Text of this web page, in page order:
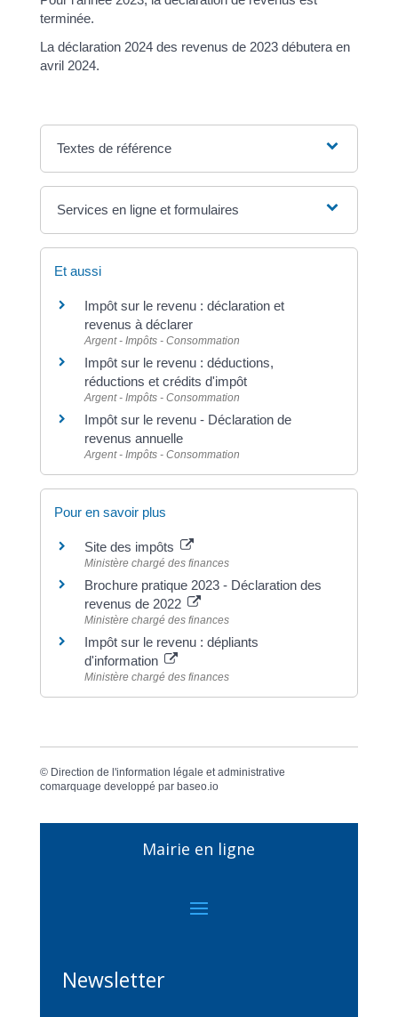
terminée.
La déclaration 2024 des revenus de 2023 débutera en
avril 2024.
Textes de référence
Services en ligne et formulaires
Et aussi
Impôt sur le revenu : déclaration et
revenus à déclarer
Argent - Impôts - Consommation
Impôt sur le revenu : déductions,
réductions et crédits d'impôt
Argent - Impôts - Consommation
Impôt sur le revenu - Déclaration de
revenus annuelle
Argent - Impôts - Consommation
Pour en savoir plus
Site des impôts
Ministère chargé des finances
Brochure pratique 2023 - Déclaration des
revenus de 2022
Ministère chargé des finances
Impôt sur le revenu : dépliants
d'information
Ministère chargé des finances
© Direction de l'information légale et administrative
comarquage developpé par baseo.io
Mairie en ligne
Newsletter